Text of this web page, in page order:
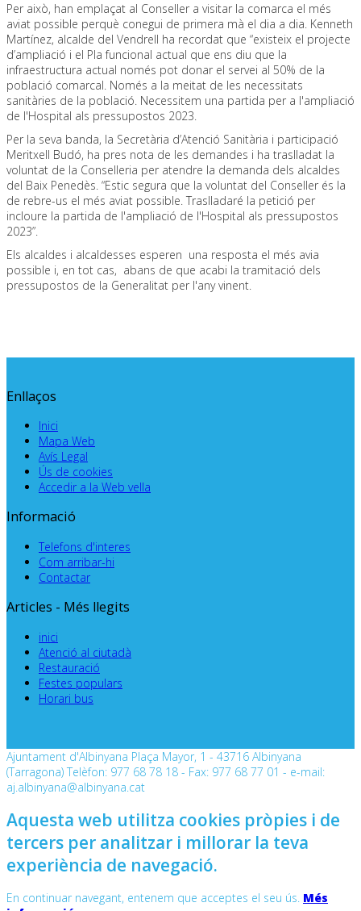
Per això, han emplaçat al Conseller a visitar la comarca el més
aviat possible perquè conegui de primera mà el dia a dia. Kenneth
Martínez, alcalde del Vendrell ha recordat que “existeix el projecte
d’ampliació i el Pla funcional actual que ens diu que la
infraestructura actual només pot donar el servei al 50% de la
població comarcal. Només a la meitat de les necessitats
sanitàries de la població. Necessitem una partida per a l'ampliació
de l'Hospital als pressupostos 2023.
Per la seva banda, la Secretària d’Atenció Sanitària i participació
Meritxell Budó, ha pres nota de les demandes i ha traslladat la
voluntat de la Conselleria per atendre la demanda dels alcaldes
del Baix Penedès. “Estic segura que la voluntat del Conseller és la
de rebre-us el més aviat possible. Traslladaré la petició per
incloure la partida de l'ampliació de l'Hospital als pressupostos
2023”.
Els alcaldes i alcaldesses esperen una resposta el més avia
possible i, en tot cas, abans de que acabi la tramitació dels
pressupostos de la Generalitat per l'any vinent.
Enllaços
Inici
Mapa Web
Avís Legal
Ús de cookies
Accedir a la Web vella
Informació
Telefons d'interes
Com arribar-hi
Contactar
Articles - Més llegits
inici
Atenció al ciutadà
Restauració
Festes populars
Horari bus
Ajuntament d'Albinyana Plaça Mayor, 1 - 43716 Albinyana
(Tarragona) Telèfon: 977 68 78 18 - Fax: 977 68 77 01 - e-mail:
aj.albinyana@albinyana.cat
Aquesta web utilitza cookies pròpies i de
tercers per analitzar i millorar la teva
experiència de navegació.
En continuar navegant, entenem que acceptes el seu ús. Més